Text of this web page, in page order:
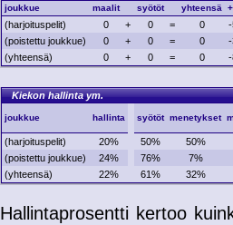
joukkue maalit syötöt yhteensä
(harjoituspelit) 0 + 0 = 0
(poistettu joukkue)
0 + 0 = 0
(yhteensä)
0 + 0 = 0
Kiekon hallinta ym.
joukkue hallinta syötöt menetykset
(harjoituspelit) 20% 50%
50%
(poistettu joukkue)
24% 76%
7%
(yhteensä)
22% 61% 32%
Hallintaprosentti kertoo